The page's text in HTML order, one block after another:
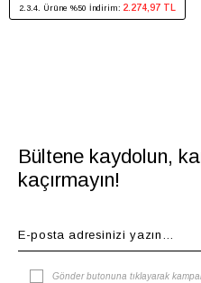
2.3.4. Ürüne %50 İndirim: 2.274,97 TL
Bültene kaydolun,
kaçırmayın!
Gönder butonuna tıklayarak